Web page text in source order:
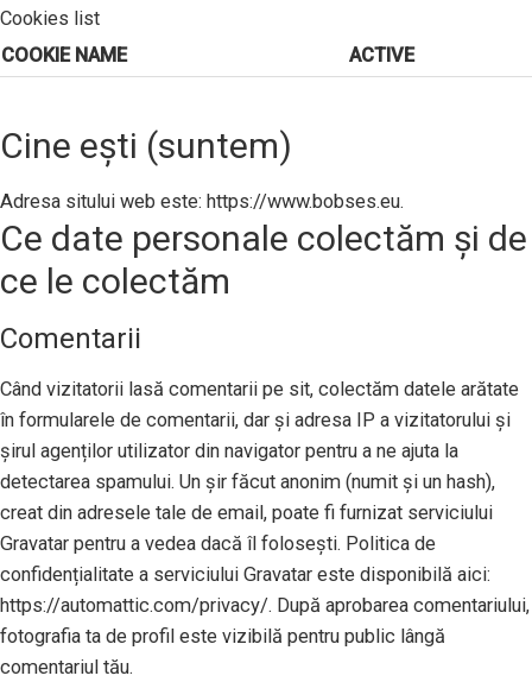
Cookies list
COOKIE NAME
ACTIVE
Cine ești (suntem)
Adresa sitului web este: https://www.bobses.eu.
Ce date personale colectăm și de
ce le colectăm
Comentarii
Când vizitatorii lasă comentarii pe sit, colectăm datele arătate
în formularele de comentarii, dar și adresa IP a vizitatorului și
șirul agenților utilizator din navigator pentru a ne ajuta la
detectarea spamului. Un șir făcut anonim (numit și un hash),
creat din adresele tale de email, poate fi furnizat serviciului
Gravatar pentru a vedea dacă îl folosești. Politica de
confidențialitate a serviciului Gravatar este disponibilă aici:
https://automattic.com/privacy/. După aprobarea comentariului,
fotografia ta de profil este vizibilă pentru public lângă
comentariul tău.